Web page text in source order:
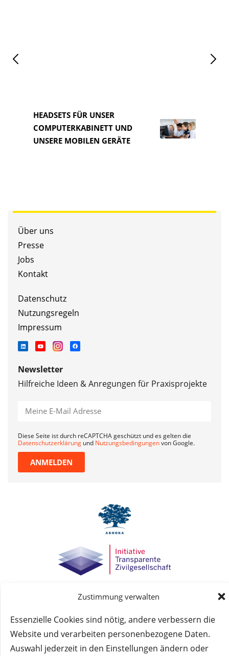
Zustimmung verwalten
Essenzielle Cookies sind nötig, andere verbessern die
Website und verarbeiten personenbezogene Daten.
Auswahl jederzeit in den Einstellungen ändern oder
HEADSETS FÜR UNSER
COMPUTERKABINETT UND
UNSERE MOBILEN GERÄTE
Über uns
Presse
Jobs
Kontakt
Datenschutz
Nutzungsregeln
Impressum
Newsletter
Hilfreiche Ideen & Anregungen für Praxisprojekte
Diese Seite ist durch reCAPTCHA geschützt und es gelten die
Datenschutzerklärung und Nutzungsbedingungenvon Google.
ANMELDEN
© Das macht Schule 2026 – Das macht Schule haftet